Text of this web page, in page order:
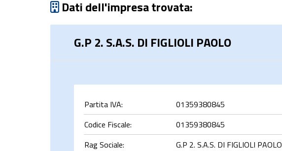
Dati dell'impresa trovata:
G.P 2. S.A.S. DI FIGLIOLI PAOLO
Partita IVA:
01359380845
Codice Fiscale:
01359380845
Rag Sociale:
G.P 2. S.A.S. DI FIGLIOLI PAOLO